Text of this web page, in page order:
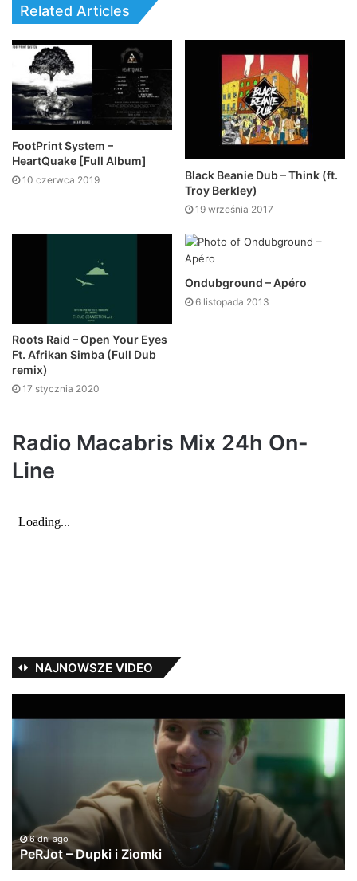
Related Articles
FootPrint System –
HeartQuake [Full Album]
10 czerwca 2019
Black Beanie Dub – Think (ft.
Troy Berkley)
19 września 2017
Roots Raid – Open Your Eyes
Ft. Afrikan Simba (Full Dub
remix)
17 stycznia 2020
Ondubground – Apéro
6 listopada 2013
Radio Macabris Mix 24h On-
Line
NAJNOWSZE VIDEO
–
i
6 dni ago
PeRJot – Dupki i Ziomki
w